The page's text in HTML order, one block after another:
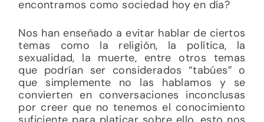
encontramos como sociedad hoy en día?
Nos han enseñado a evitar hablar de ciertos
temas como la religión, la política, la
sexualidad, la muerte, entre otros temas
que podrían ser considerados “tabúes” o
que simplemente no las hablamos y se
convierten en conversaciones inconclusas
por creer que no tenemos el conocimiento